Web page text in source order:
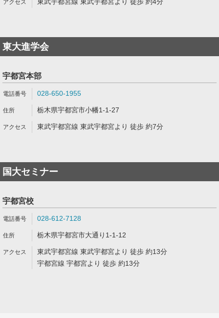
東大進学会
宇都宮本部
028-650-1955
栃木県宇都宮市小幡1-1-27
東武宇都宮線 東武宇都宮より 徒歩 約7分
国大セミナー
宇都宮校
028-612-7128
栃木県宇都宮市大通り1-1-12
東武宇都宮線 東武宇都宮より 徒歩 約13分
宇都宮線 宇都宮より 徒歩 約13分